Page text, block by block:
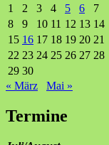
1
2 3 4 5 6
7
8
9 10 11 12 13 14
15 16 17 18 19 20 21
22 23 24 25 26 27 28
29 30
« März
Mai »
Termine